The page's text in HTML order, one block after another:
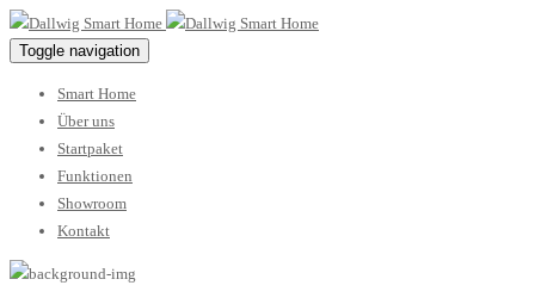
Toggle navigation
Smart Home
Über uns
Startpaket
Funktionen
Showroom
Kontakt